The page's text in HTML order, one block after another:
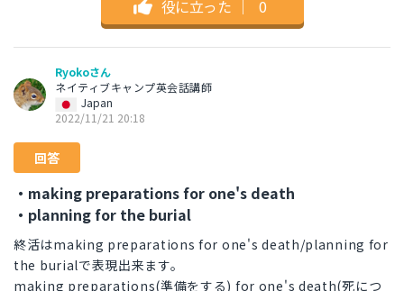
役に立った ｜ 0
Ryokoさん
ネイティブキャンプ英会話講師
Japan
2022/11/21 20:18
回答
・making preparations for one's death
・planning for the burial
終活はmaking preparations for one's death/planning for
the burialで表現出来ます。
making preparations(準備をする) for one's death(死につ